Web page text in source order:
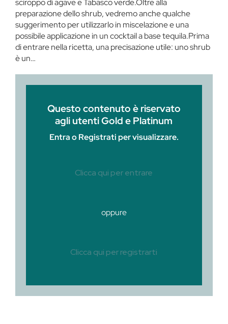
preparazione dello shrub, vedremo anche qualche
suggerimento per utilizzarlo in miscelazione e una
possibile applicazione in un cocktail a base tequila.Prima
di entrare nella ricetta, una precisazione utile: uno shrub
è un…
Questo contenuto è riservato
agli utenti Gold e Platinum
Entra o Registrati per visualizzare.
Clicca qui per entrare
oppure
Clicca qui per registrarti